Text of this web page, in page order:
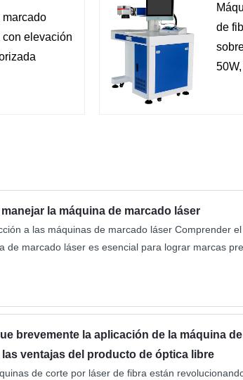
marcado
con elevación
de
la máquina de marcado láser
a las máquinas de marcado láser Comprender
de marcado láser es esencial para lograr marcas
brevemente la aplicación de la máquina
ventajas del producto de óptica libre
de corte por láser de fibra están